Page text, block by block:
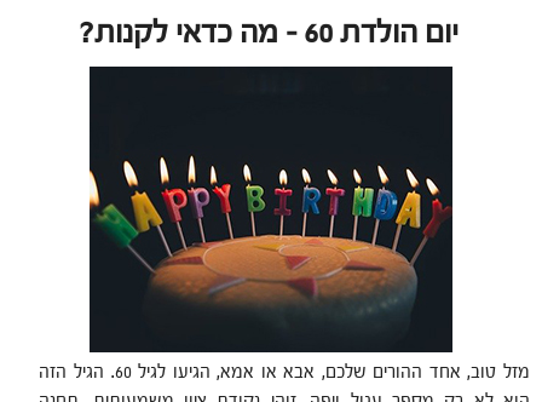
יום הולדת 60 – מה כדאי לקנות?
מזל טוב, אחד ההורים שלכם, אבא או אמא, הגיעו לגיל 60. הגיל הזה